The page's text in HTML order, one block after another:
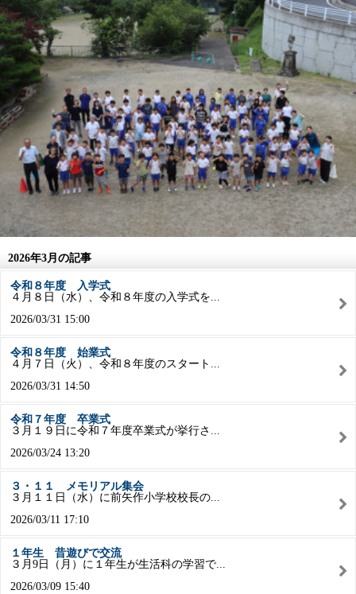
2026年3月の記事
令和８年度 入学式
４月８日（水）、令和８年度の入学式を...
2026/03/31 15:00
令和８年度 始業式
４月７日（火）、令和８年度のスタート...
2026/03/31 14:50
令和７年度 卒業式
３月１９日に令和７年度卒業式が挙行さ...
2026/03/24 13:20
３・１１ メモリアル集会
３月１１日（水）に前矢作小学校校長の...
2026/03/11 17:10
１年生 昔遊びで交流
３月9日（月）に１年生が生活科の学習で...
2026/03/09 15:40